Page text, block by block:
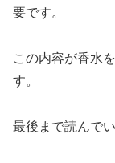
要です。
この内容が香水
す。
最後まで読んで